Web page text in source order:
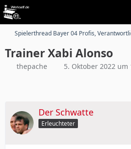
Spielerthread Bayer 04 Profis,
Trainer Xabi Alonso
thepache 5. Oktober 2022 um
Der Schwatte
Erleuchteter